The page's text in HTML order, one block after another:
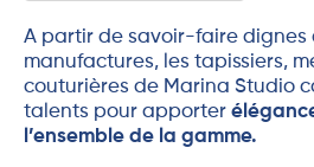
A partir de savoir-faire dignes
manufactures, les tapissiers,
couturières de Marina Studio
talents pour apporter
l’ensemble de la gamme.